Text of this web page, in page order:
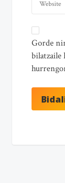
Gorde
bilatzaile